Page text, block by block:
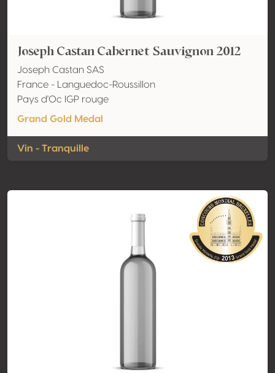
Joseph Castan Cabernet Sauvignon 2012
Joseph Castan SAS
France - Languedoc-Roussillon
Pays d'Oc IGP rouge
Grand Gold Medal
Vin - Tranquille